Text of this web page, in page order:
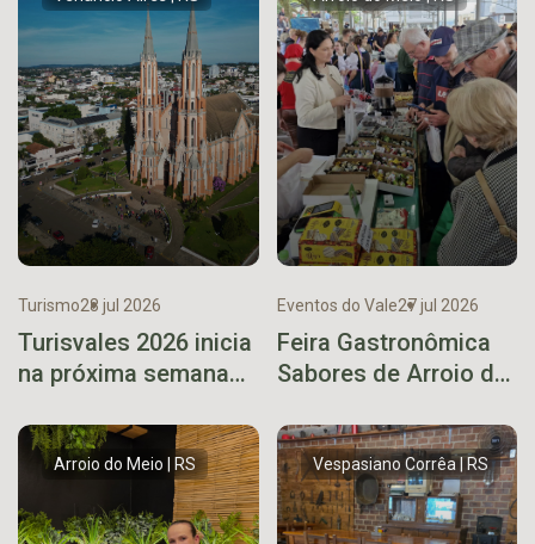
chimarrão do Brasil
Turismo28 jul 2026
Turisvales 2026 inicia
na próxima semana
negócios e seminário
para o trade turístico
Eventos do Vale27 jul 2026
Feira Gastronômica
Sabores de Arroio do
expectativas e
encerra 7ª edição
com sucesso de
público e vendas
Arroio do Meio | RS Vespasiano Corrêa | RS